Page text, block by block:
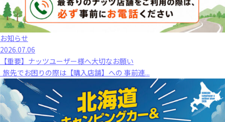
お知らせ
2026.07.06
【重要】ナッツユーザー様へ大切なお願い
旅先でお困りの際は【購入店舗】への 事前連...